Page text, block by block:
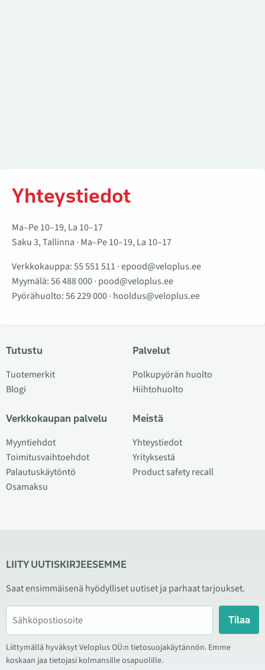
Yhteystiedot
Ma–Pe 10–19, La 10–17
Saku 3, Tallinna · Ma–Pe 10–19, La 10–17
Verkkokauppa:55 551 511 ·epood@veloplus.ee
Myymälä:56 488 000· pood@veloplus.ee
Pyörähuolto:56 229 000· hooldus@veloplus.ee
Tutustu
Tuotemerkit
Blogi
Verkkokaupan palvelu
Myyntiehdot
Toimitusvaihtoehdot
Palautuskäytöntö
Osamaksu
Palvelut
Polkupyörän huolto
Hiihtohuolto
Meistä
Yhteystiedot
Yrityksestä
Product safety recall
LIITY UUTISKIRJEESEMME
Saat ensimmäisenä hyödylliset uutiset ja parhaat tarjoukset.
Tilaa
Liittymällä hyväksyt Veloplus OÜ:n tietosuojakäytännön. Emme
koskaan jaa tietojasi kolmansille osapuolille.